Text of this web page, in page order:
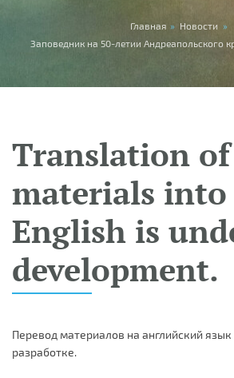
You are here
Главная » Новости »
Заповедник на 50-летии Андреапольского
Translation of
materials into
English is
development.
Перевод материалов на английский язык
разработке.